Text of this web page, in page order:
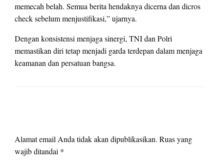
memecah belah. Semua berita hendaknya dicerna dan dicros
check sebelum menjustifikasi,” ujarnya.
Dengan konsistensi menjaga sinergi, TNI dan Polri
memastikan diri tetap menjadi garda terdepan dalam menjaga
keamanan dan persatuan bangsa.
Alamat email Anda tidak akan dipublikasikan. Ruas yang
wajib ditandai *